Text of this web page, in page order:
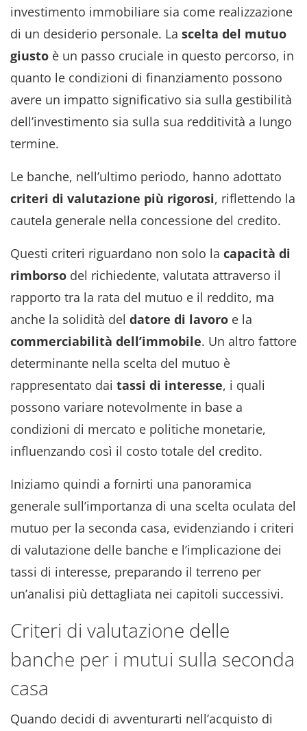
investimento immobiliare sia come realizzazione
di un desiderio personale. La scelta del mutuo
giusto è un passo cruciale in questo percorso, in
quanto le condizioni di finanziamento possono
avere un impatto significativo sia sulla gestibilità
dell’investimento sia sulla sua redditività a lungo
termine.
Le banche, nell’ultimo periodo, hanno adottato
criteri di valutazione più rigorosi, riflettendo la
cautela generale nella concessione del credito.
Questi criteri riguardano non solo la capacità di
rimborso del richiedente, valutata attraverso il
rapporto tra la rata del mutuo e il reddito, ma
anche la solidità del datore di lavoro e la
commerciabilità dell’immobile. Un altro fattore
determinante nella scelta del mutuo è
rappresentato dai tassi di interesse, i quali
possono variare notevolmente in base a
condizioni di mercato e politiche monetarie,
influenzando così il costo totale del credito.
Iniziamo quindi a fornirti una panoramica
generale sull’importanza di una scelta oculata del
mutuo per la seconda casa, evidenziando i criteri
di valutazione delle banche e l’implicazione dei
tassi di interesse, preparando il terreno per
un’analisi più dettagliata nei capitoli successivi.
Criteri di valutazione delle
banche per i mutui sulla seconda
casa
Quando decidi di avventurarti nell’acquisto di